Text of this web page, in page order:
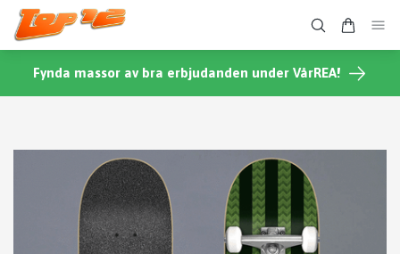
Fynda massor av bra erbjudanden under VårREA!